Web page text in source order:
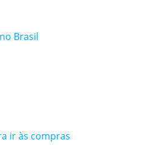
Brasil
ir às compras